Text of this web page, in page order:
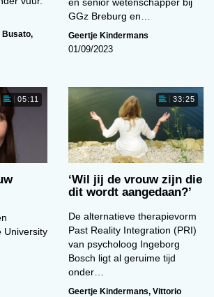
Busato,
GGz Breburg en…
Geertje Kindermans
01/09/2023
05:11
University
33:25
‘Wil jij de vrouw zijn die
dit wordt aangedaan?’
De alternatieve therapievorm
Past Reality Integration (PRI)
van psycholoog Ingeborg
Bosch ligt al geruime tijd
onder…
Geertje Kindermans, Vittorio